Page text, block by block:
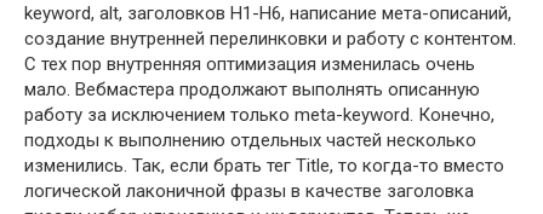
keyword, alt, заголовков Н1-Н6, написание мета-описаний,
создание внутренней перелинковки и работу с контентом.
С тех пор внутренняя оптимизация изменилась очень
мало. Вебмастера продолжают выполнять описанную
работу за исключением только meta-keyword. Конечно,
подходы к выполнению отдельных частей несколько
изменились. Так, если брать тег Title, то когда-то вместо
логической лаконичной фразы в качестве заголовка